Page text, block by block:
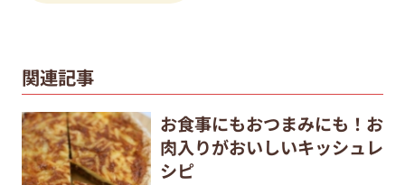
関連記事
お食事にもおつまみにも！お
肉入りがおいしいキッシュレ
シピ